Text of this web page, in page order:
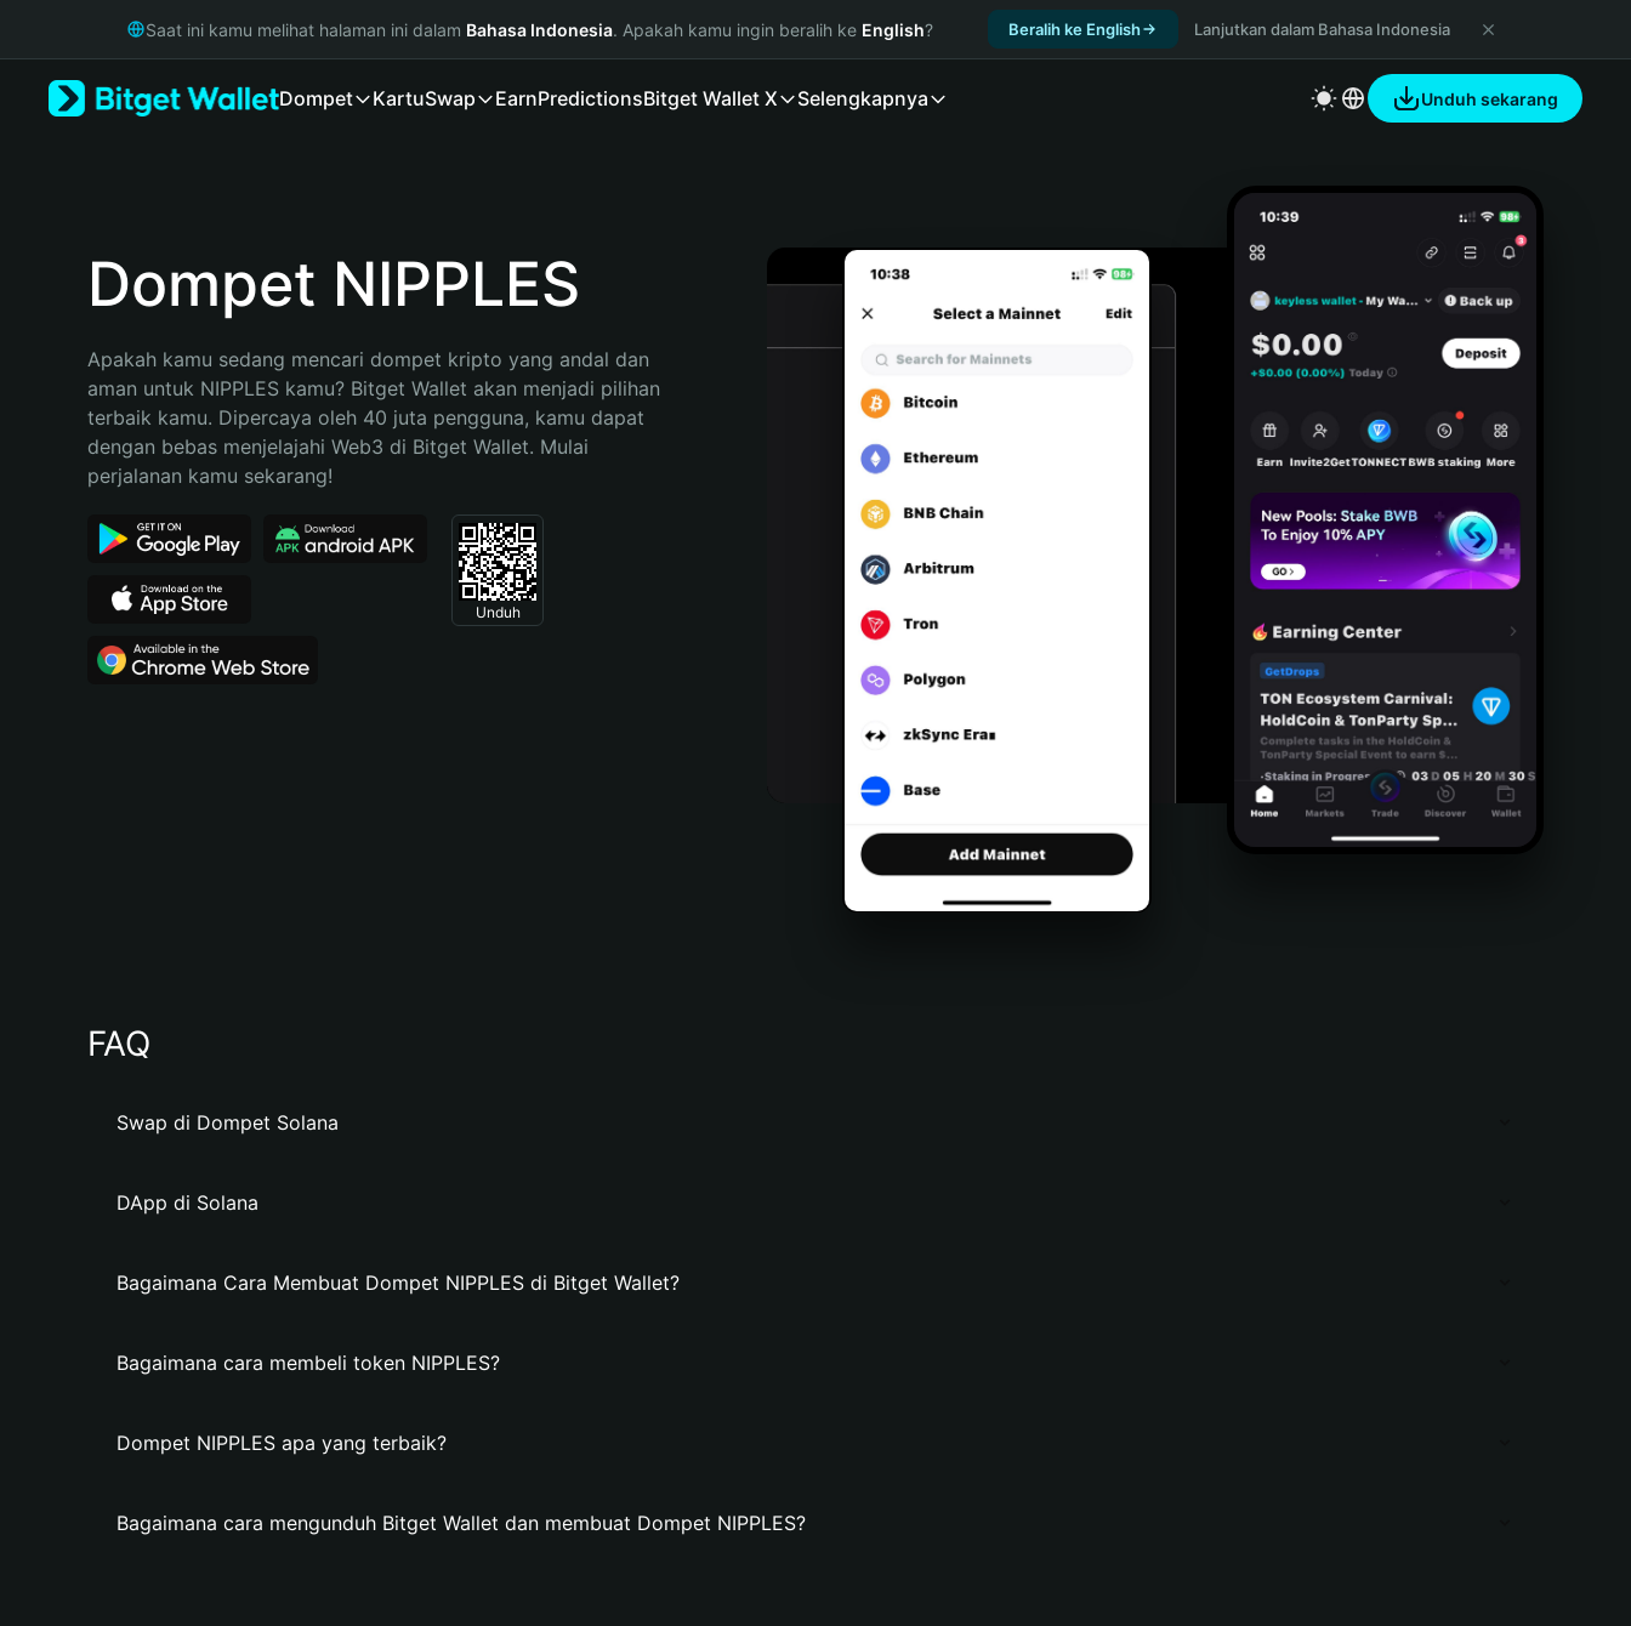
Русский
Bahasa Indonesia
Español (Argentina)
Saat ini kamu melihat halaman ini dalam Bahasa Indonesia. Apakah kamu ingin beralih ke English? Beralih ke English Lanjutkan dalam Bahasa Indonesia
Dompet KartuSwap EarnPredictionsBitget Wallet X Selengkapnya Unduh sekarang
Dompet NIPPLES
Apakah kamu sedang mencari dompet kripto yang andal dan
aman untuk NIPPLES kamu? Bitget Wallet akan menjadi pilihan
terbaik kamu. Dipercaya oleh 40 juta pengguna, kamu dapat
dengan bebas menjelajahi Web3 di Bitget Wallet. Mulai
perjalanan kamu sekarang!
Unduh
FAQ
Swap di Dompet Solana
DApp di Solana
Bagaimana Cara Membuat Dompet NIPPLES di Bitget Wallet?
Bagaimana cara membeli token NIPPLES?
Dompet NIPPLES apa yang terbaik?
Bagaimana cara mengunduh Bitget Wallet dan membuat Dompet NIPPLES?